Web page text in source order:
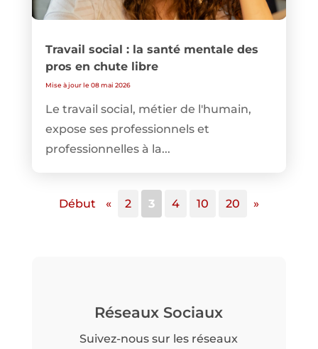
Travail social : la santé mentale des
pros en chute libre
Mise à jour le 08 mai 2026
Le travail social, métier de l'humain,
expose ses professionnels et
professionnelles à la...
Début « 2 3 4 10 20 »
Réseaux Sociaux
Suivez-nous sur les réseaux